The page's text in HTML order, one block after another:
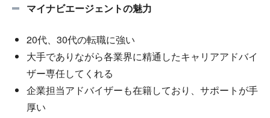
マイナビエージェントの魅力
20代、30代の転職に強い
大手でありながら各業界に精通したキャリアアドバイ
ザー専任してくれる
企業担当アドバイザーも在籍しており、サポートが手
厚い